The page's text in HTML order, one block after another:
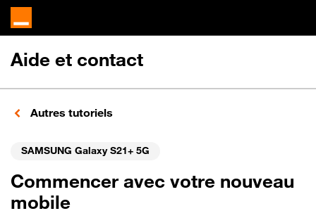
Aide et contact
Autres tutoriels
SAMSUNG Galaxy S21+ 5G
Commencer avec votre nouveau
mobile